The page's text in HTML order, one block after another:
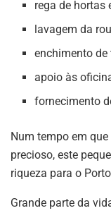
rega de hortas
lavagem da
enchimento
apoio às
fornecimento
Num tempo em
precioso, este
riqueza para o
Grande parte da